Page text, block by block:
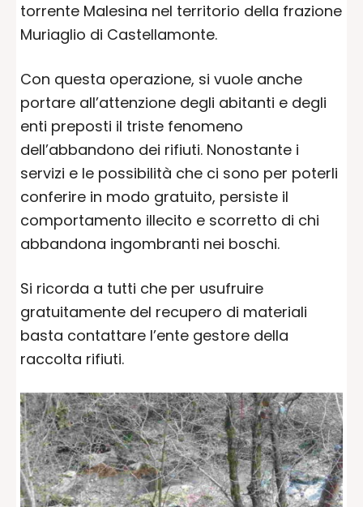
torrente Malesina nel territorio della frazione
Muriaglio di Castellamonte.
Con questa operazione, si vuole anche
portare all’attenzione degli abitanti e degli
enti preposti il triste fenomeno
dell’abbandono dei rifiuti. Nonostante i
servizi e le possibilità che ci sono per poterli
conferire in modo gratuito, persiste il
comportamento illecito e scorretto di chi
abbandona ingombranti nei boschi.
Si ricorda a tutti che per usufruire
gratuitamente del recupero di materiali
basta contattare l’ente gestore della
raccolta rifiuti.